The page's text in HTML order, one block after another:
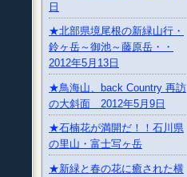
日
★北部県境尾根の新緑山行・
鈴ヶ岳～御池～藤原岳・・
2012年5月13日
★鳥海山、back Country 再訪
の大斜面 2012年5月9日
★石楠花が満開だ！！石川県
の里山・富士写ヶ岳
★新緑と春の花に癒された横